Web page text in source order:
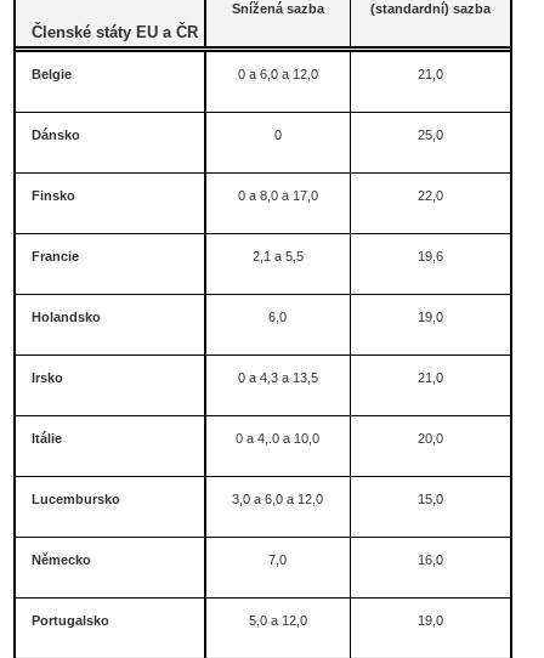
Členské státy EU a ČR
Snížená sazba (standardní) sazba
Belgie 0 a 6,0 a 12,0 21,0
Dánsko 0 25,0
Finsko 0 a 8,0 a 17,0 22,0
Francie 2,1 a 5,5 19,6
Holandsko 6,0 19,0
Irsko 0 a 4,3 a 13,5 21,0
Itálie 0 a 4,.0 a 10,0 20,0
Lucembursko 3,0 a 6,0 a 12,0 15,0
Německo 7,0 16,0
Portugalsko 5,0 a 12,0 19,0